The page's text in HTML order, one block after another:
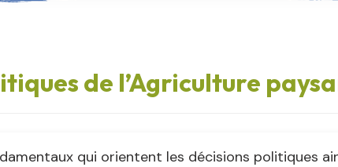
de l’Agriculture
qui orientent les décisions politiques